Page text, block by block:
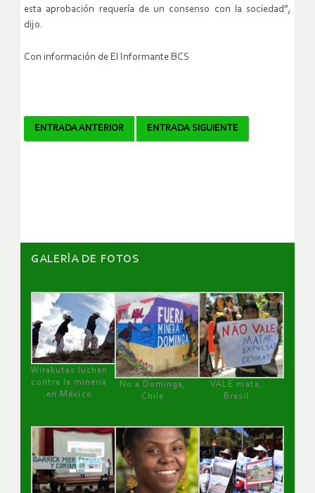
esta aprobación requería de un consenso con la sociedad”,
dijo.
Con información de El Informante BCS
Navegador
ENTRADA ANTERIOR ENTRADA SIGUIENTE
GALERÌA DE FOTOS
Wirakutas luchan
contra la minería
en México
No a Dominga,
Chile
VALE mata,
Brasil